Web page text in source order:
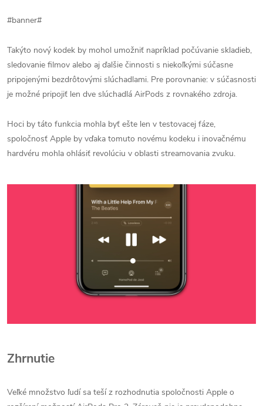
#banner#
Takýto nový kodek by mohol umožniť napríklad počúvanie skladieb,
sledovanie filmov alebo aj ďalšie činnosti s niekoľkými súčasne
pripojenými bezdrôtovými slúchadlami. Pre porovnanie: v súčasnosti
je možné pripojiť len dve slúchadlá AirPods z rovnakého zdroja.
Hoci by táto funkcia mohla byť ešte len v testovacej fáze,
spoločnosť Apple by vďaka tomuto novému kodeku i inovačnému
hardvéru mohla ohlásiť revolúciu v oblasti streamovania zvuku.
Zhrnutie
Veľké množstvo ľudí sa teší z rozhodnutia spoločnosti Apple o